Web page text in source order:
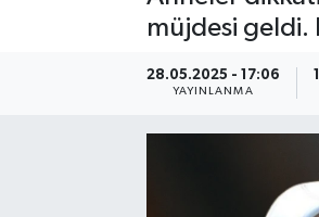
müjdesi geldi.
28.05.2025 - 17:06
YAYINLANMA
SOSYAL YARDIMLAR
SPONSORLU YAZI